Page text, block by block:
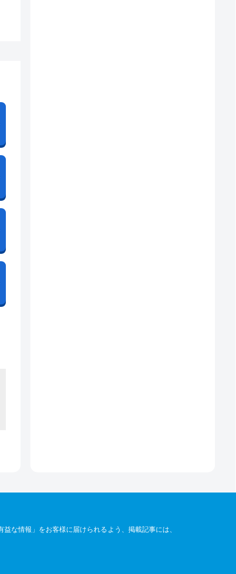
な情報」をお客様に届けられるよう、掲載記事には、